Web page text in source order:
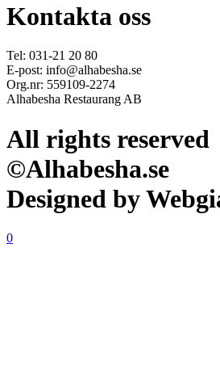
Kontakta oss
Tel: 031-21 20 80
E-post: info@alhabesha.se
Org.nr: 559109-2274
Alhabesha Restaurang AB
All rights reserved
©Alhabesha.se
Designed by
0